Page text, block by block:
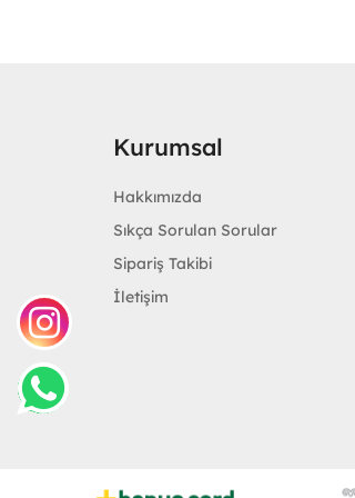
Kurumsal
Hakkımızda
Sıkça Sorulan Sorular
Sipariş Takibi
İletişim